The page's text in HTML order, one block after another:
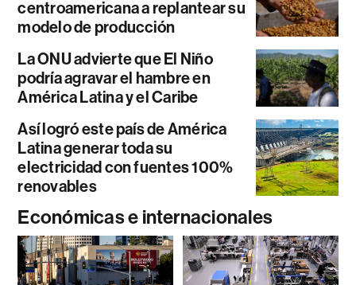
centroamericana a replantear su
modelo de producción
La ONU advierte que El Niño
podría agravar el hambre en
América Latina y el Caribe
Así logró este país de América
Latina generar toda su
electricidad con fuentes 100%
renovables
Económicas e internacionales